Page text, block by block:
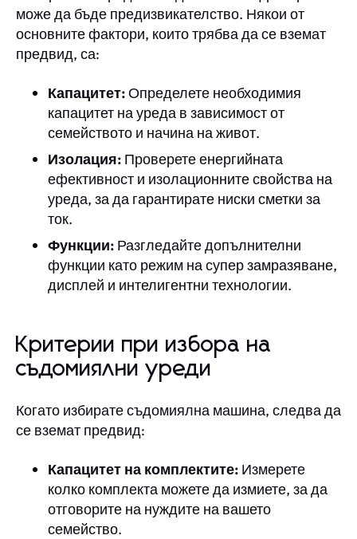
може да бъде предизвикателство. Някои от
основните фактори, които трябва да се вземат
предвид, са:
Капацитет:Определете необходимия
капацитет на уреда в зависимост от
семейството и начина на живот.
Изолация: Проверете енергийната
ефективност и изолационните свойства на
уреда, за да гарантирате ниски сметки за
ток.
Функции: Разгледайте допълнителни
функции като режим на супер замразяване,
дисплей и интелигентни технологии.
Критерии при избора на
съдомиялни уреди
Когато избирате съдомиялна машина, следва да
се вземат предвид:
Капацитет на комплектите: Измерете
колко комплекта можете да измиете, за да
отговорите на нуждите на вашето
семейство.